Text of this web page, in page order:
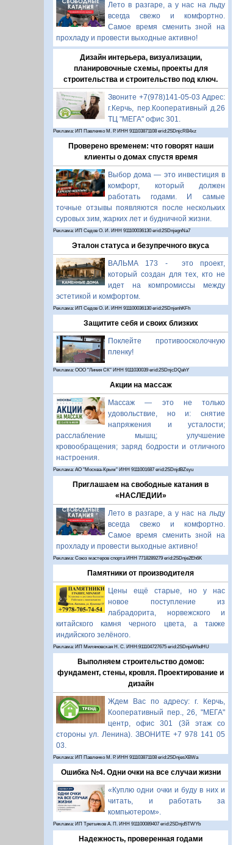
Лето в разгаре, а у нас на льду
всегда свежо и комфортно.
Самое время сменить зной на
прохладу и провести выходные активно!
Дизайн интерьера, визуализации,
планировочные схемы, проекты для
строительства и строительство под ключ.
Звоните +7(978)141-05-03 Адрес:
г.Керчь, пер.Кооперативный д.26
ТЦ "МЕГА" офис 301.
Реклама: ИП Павленко М. Р. ИНН 911103871108 erid:2SDnjcRB4xz
Проверено временем: что говорят наши
клиенты о домах спустя время
Выбор дома — это инвестиция в
комфорт, который должен
работать годами. И самые
точные отзывы появляются после нескольких
суровых зим, жарких лет и будничной жизни.
Реклама: ИП Седов О. И. ИНН 911100036130 erid:2SDnjegnNa7
Эталон статуса и безупречного вкуса
ВАЛЬМА 173 - это проект,
который создан для тех, кто не
идет на компромиссы между
эстетикой и комфортом.
Реклама: ИП Седов О. И. ИНН 911100036130 erid:2SDnjenhKFh
Защитите себя и своих близких
Поклейте противоосколочную
пленку!
Реклама: ООО "Линия СК" ИНН 9111030039 erid:2SDnjcDQahY
Акции на массаж
Массаж — это не только
удовольствие, но и: снятие
напряжения и усталости;
расслабление мышц; улучшение
кровообращения; заряд бодрости и отличного
настроения.
Реклама: АО "Москва-Крым" ИНН 9111001687 erid:2SDnjdBZsyu
Приглашаем на свободные катания в
«НАСЛЕДИИ»
Лето в разгаре, а у нас на льду
всегда свежо и комфортно.
Самое время сменить зной на
прохладу и провести выходные активно!
Реклама: Союз мастеров спорта ИНН 7718289279 erid:2SDnje2Eh6K
Памятники от производителя
Цены ещё старые, но у нас
новое поступление из
лабрадорита, норвежского и
китайского камня черного цвета, а также
индийского зелёного.
Реклама: ИП Миляновская Н. С. ИНН:911104727675 erid:2SDnjeWbdHU
Выполняем строительство домов:
фундамент, стены, кровля. Проектирование и
дизайн
Ждем Вас по адресу: г. Керчь,
Кооперативный пер., 26, "МЕГА"
центр, офис 301 (3й этаж со
стороны ул. Ленина). ЗВОНИТЕ +7 978 141 05
03.
Реклама: ИП Павленко М. Р. ИНН 911103871108 erid:2SDnjesXBWa
Ошибка №4. Одни очки на все случаи жизни
«Куплю одни очки и буду в них и
читать, и работать за
компьютером».
Реклама: ИП Третьяков А. П. ИНН 911100089407 erid:2SDnjd5TWYb
Надежность, проверенная годами